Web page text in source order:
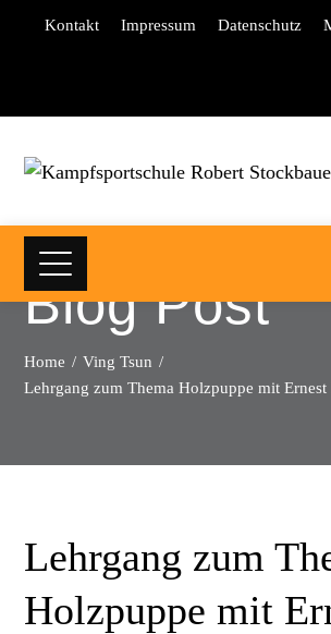
Kontakt Impressum Datenschutz
Blog Post
Home
Ving Tsun
Lehrgang zum Thema Holzpuppe mit
Lehrgang zum
Holzpuppe mit